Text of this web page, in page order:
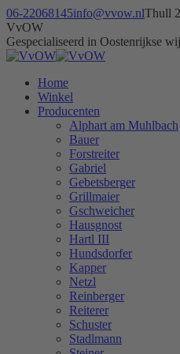
Skip
to
content
06-22068145info@vvow.nlThull
Facebook
page
opens
new
window
Instagram
page
opens
new
window
X
page
opens
new
window
VvOW
Gespecialiseerd in Oostenrijkse
Home
Winkel
Producenten
Alphart am Muhlbach
Bauer
Forstreiter
Gabriel
Gebetsberger
Grillmaier
Gschweicher
Hausgnost
Hartl III
Hundsdorfer
Kapper
Netzl
Reinberger
Reiterer
Schuster
Stadlmann